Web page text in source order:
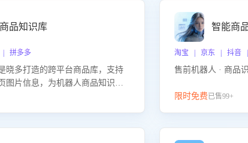
品知识库
拼多多
晓多打造的跨平台商品库，支持
图片信息，为机器人商品知识问
智能商
淘宝 | 京东 | 抖音 |
售前机器人 · 商品
限时免费已售99+